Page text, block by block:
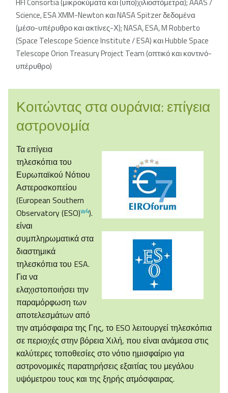
HFI Consortia (μικροκύματα και (υπο)χιλιοστόμετρα); AAAS /
Science, ESA XMM-Newton και NASA Spitzer δεδομένα
(μέσο-υπέρυθρο και ακτίνες-Χ); NASA, ESA, M Robberto
(Space Telescope Science Institute / ESA) και Hubble Space
Telescope Orion Treasury Project Team (οπτικό και κοντινό-
υπέρυθρο)
Κοιτώντας στα ουράνια: επίγεια
αστρονομία
Τα επίγεια
τηλεσκόπια του
Ευρωπαϊκού Νότιου
Αστεροσκοπείου
(European Southern
Observatory (ESO)w4).
είναι
συμπληρωματικά στα
διαστημικά
τηλεσκόπια του ESA.
Για να
ελαχιστοποιήσει την
παραμόρφωση των
αποτελεσμάτων από
την ατμόσφαιρα της Γης, το ESO λειτουργεί τηλεσκόπια
σε περιοχές στην βόρεια Χιλή, που είναι ανάμεσα στις
καλύτερες τοποθεσίες στο νότιο ημισφαίριο για
αστρονομικές παρατηρήσεις εξαιτίας του μεγάλου
υψόμετρου τους και της ξηρής ατμόσφαιρας.